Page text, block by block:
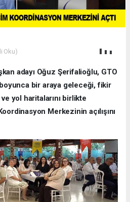
Oku)
adayı Oğuz Şerifalioğlu, GTO
bir araya geleceği, fikir
yol haritalarını birlikte
Merkezinin açılışını